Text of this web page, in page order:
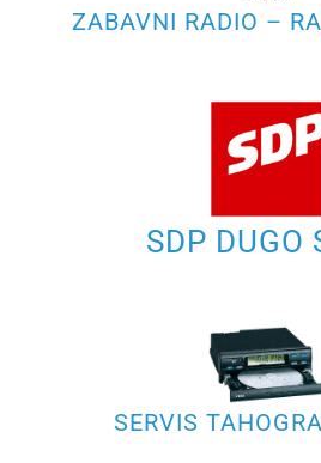
ZABAVNI RADIO –
SDP DUGO
SERVIS